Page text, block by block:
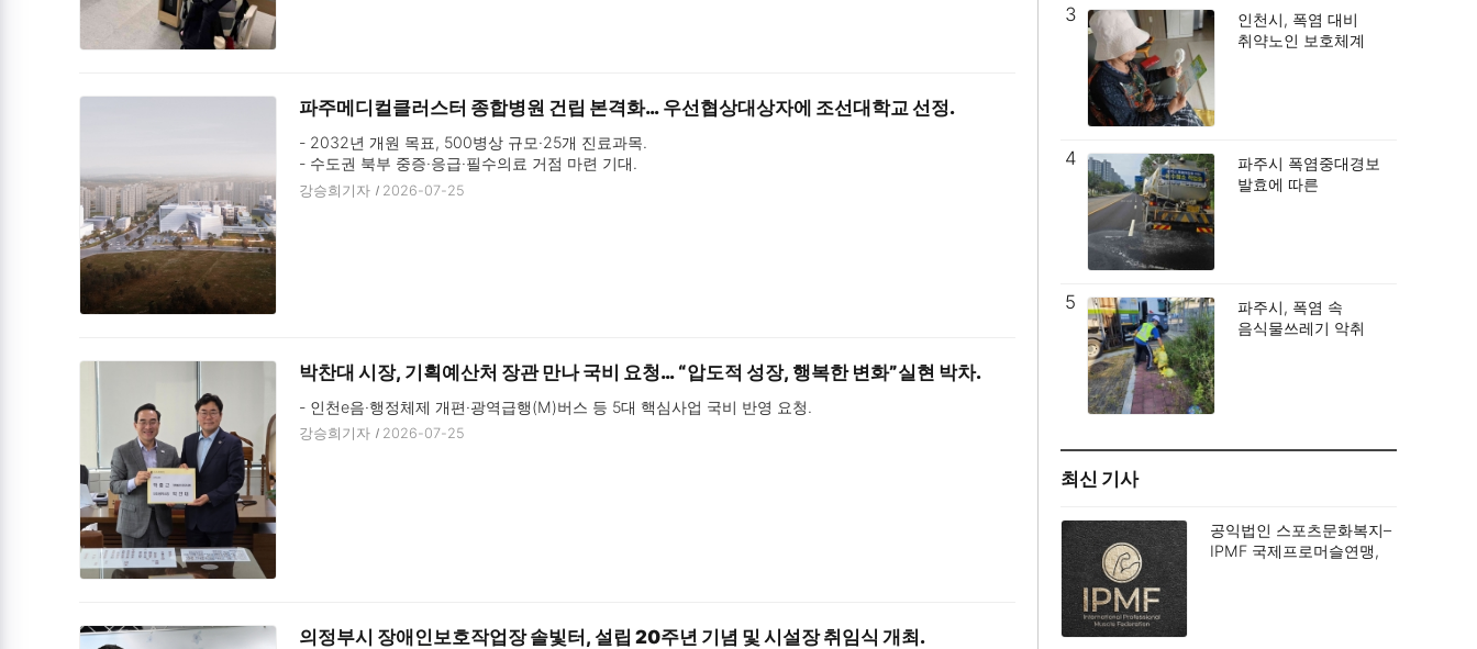
파주메디컬클러스터 종합병원 건립 본격화… 우선협상대상자에 조선대학교 선정.
- 2032년 개원 목표, 500병상 규모·25개 진료과목.
- 수도권 북부 중증·응급·필수의료 거점 마련 기대.
강승희기자 2026-07-25
박찬대 시장, 기획예산처 장관 만나 국비 요청… “압도적 성장, 행복한 변화”실현 박차.
- 인천e음·행정체제 개편·광역급행(M)버스 등 5대 핵심사업 국비 반영 요청.
강승희기자 2026-07-25
의정부시 장애인보호작업장 솔빛터, 설립 20주년 기념 및 시설장 취임식 개최.
3
인천시, 폭염 대비
취약노인 보호체계
4
파주시 폭염중대경보
발효에 따른
5
파주시, 폭염 속
음식물쓰레기 악취
최신 기사
공익법인 스포츠문화복지–
IPMF 국제프로머슬연맹,